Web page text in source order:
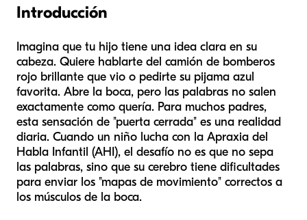
Introducción
Imagina que tu hijo tiene una idea clara en su
cabeza. Quiere hablarte del camión de bomberos
rojo brillante que vio o pedirte su pijama azul
favorita. Abre la boca, pero las palabras no salen
exactamente como quería. Para muchos padres,
esta sensación de "puerta cerrada" es una realidad
diaria. Cuando un niño lucha con la Apraxia del
Habla Infantil (AHI), el desafío no es que no sepa
las palabras, sino que su cerebro tiene dificultades
para enviar los "mapas de movimiento" correctos a
los músculos de la boca.